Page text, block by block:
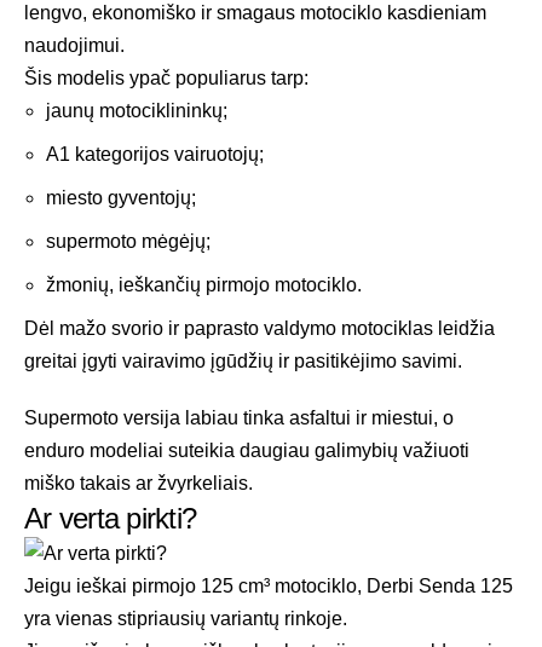
lengvo, ekonomiško ir smagaus motociklo kasdieniam
naudojimui.
Šis modelis ypač populiarus tarp:
jaunų motociklininkų;
A1 kategorijos vairuotojų;
miesto gyventojų;
supermoto mėgėjų;
žmonių, ieškančių pirmojo motociklo.
Dėl mažo svorio ir paprasto valdymo motociklas leidžia
greitai įgyti vairavimo įgūdžių ir pasitikėjimo savimi.
Supermoto versija labiau tinka asfaltui ir miestui, o
enduro modeliai suteikia daugiau galimybių važiuoti
miško takais ar žvyrkeliais.
Ar verta pirkti?
Jeigu ieškai pirmojo 125 cm³ motociklo, Derbi Senda 125
yra vienas stipriausių variantų rinkoje.